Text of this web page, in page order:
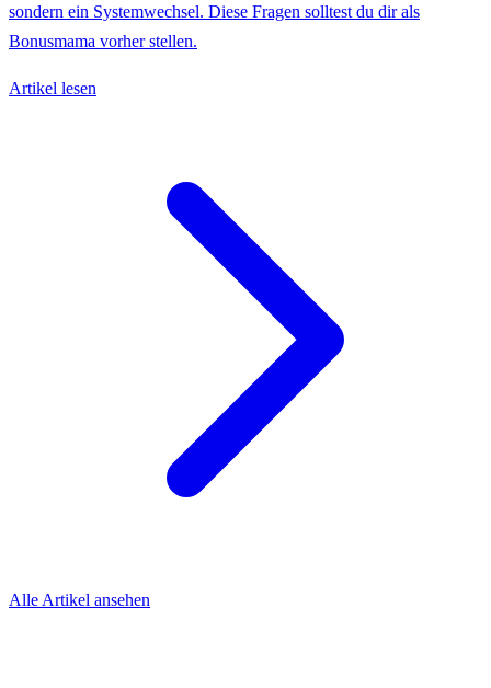
sondern ein Systemwechsel. Diese Fragen solltest du dir als
Bonusmama vorher stellen.
Artikel lesen
Alle Artikel ansehen